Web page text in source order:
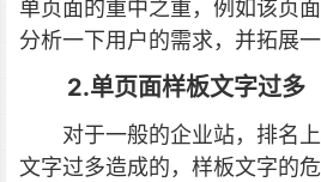
单页面的重中之重，例如该页
分析一下用户的需求，并拓展一
2.单页面样板文字过多
对于一般的企业站，排名
文字过多造成的，样板文字的